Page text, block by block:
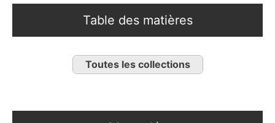
Table des matières
Toutes les collections